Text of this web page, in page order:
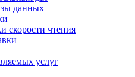
данных
скорости чтения
услуг